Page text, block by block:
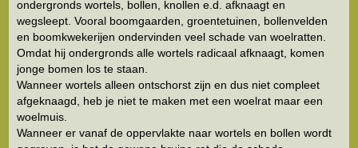
ondergronds wortels, bollen, knollen e.d. afknaagt en
wegsleept. Vooral boomgaarden, groentetuinen, bollenvelden
en boomkwekerijen ondervinden veel schade van woelratten.
Omdat hij ondergronds alle wortels radicaal afknaagt, komen
jonge bomen los te staan.
Wanneer wortels alleen ontschorst zijn en dus niet compleet
afgeknaagd, heb je niet te maken met een woelrat maar een
woelmuis.
Wanneer er vanaf de oppervlakte naar wortels en bollen wordt